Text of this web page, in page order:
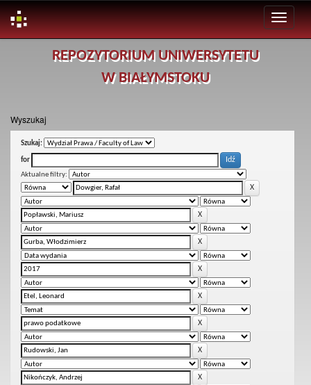
REPOZYTORIUM UNIWERSYTETU
W BIAŁYMSTOKU
Wyszukaj
Szukaj:
for
Aktualne filtry: